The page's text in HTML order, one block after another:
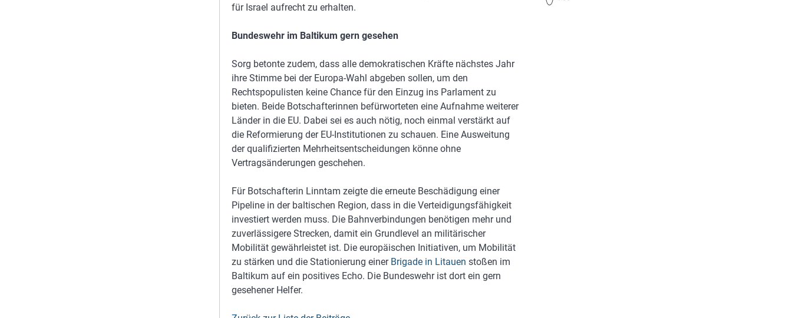
für Israel aufrecht zu erhalten.
Bundeswehr im Baltikum gern gesehen
Sorg betonte zudem, dass alle demokratischen Kräfte nächstes Jahr
ihre Stimme bei der Europa-Wahl abgeben sollen, um den
Rechtspopulisten keine Chance für den Einzug ins Parlament zu
bieten. Beide Botschafterinnen befürworteten eine Aufnahme weiterer
Länder in die EU. Dabei sei es auch nötig, noch einmal verstärkt auf
die Reformierung der EU-Institutionen zu schauen. Eine Ausweitung
der qualifizierten Mehrheitsentscheidungen könne ohne
Vertragsänderungen geschehen.
Für Botschafterin Linntam zeigte die erneute Beschädigung einer
Pipeline in der baltischen Region, dass in die Verteidigungsfähigkeit
investiert werden muss. Die Bahnverbindungen benötigen mehr und
zuverlässigere Strecken, damit ein Grundlevel an militärischer
Mobilität gewährleistet ist. Die europäischen Initiativen, um Mobilität
zu stärken und die Stationierung einer Brigade in Litauen stoßen im
Baltikum auf ein positives Echo. Die Bundeswehr ist dort ein gern
gesehener Helfer.